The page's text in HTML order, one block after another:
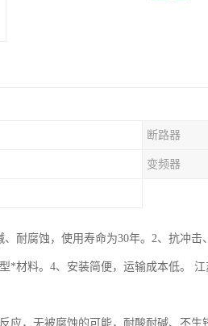
断路器
变频器
耐腐蚀，使用寿命为30年。2、抗冲
*材料。4、安装简便，运输成本低。
应，无被腐蚀的可能，耐酸耐碱、不